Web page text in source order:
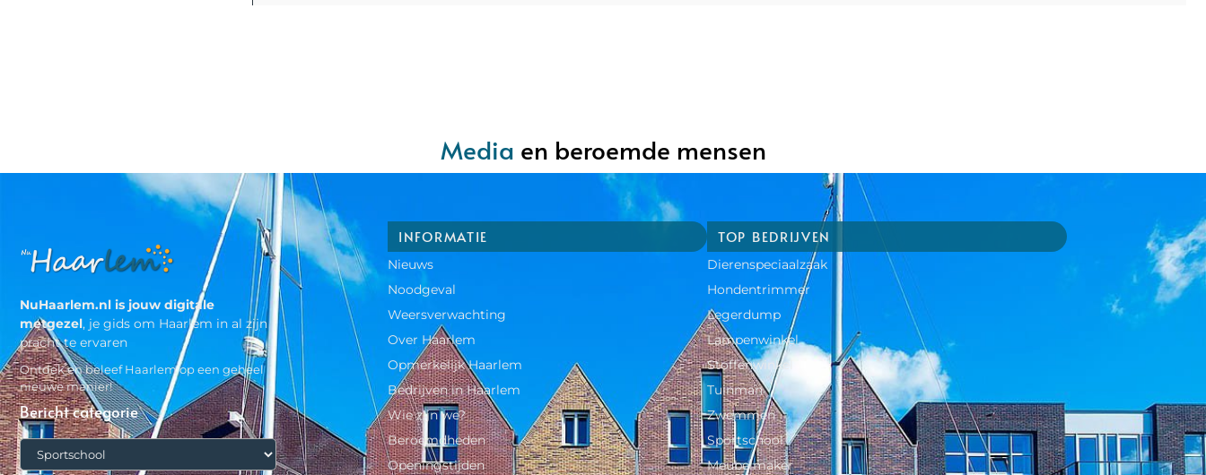
Media en beroemde mensen
NuHaarlem.nl is jouw digitale
metgezel, je gids om Haarlem in al zijn
pracht te ervaren
Ontdek en beleef Haarlem op een geheel
nieuwe manier!
Bericht categorie
INFORMATIE
Nieuws
Noodgeval
Weersverwachting
Over Haarlem
Opmerkelijk Haarlem
Bedrijven in Haarlem
Wie zijn we?
Beroemdheden​
Openingstijden
TOP BEDRIJVEN
Dierenspeciaalzaak
Hondentrimmer
Legerdump
Lampenwinkel
Stoffenwinkel
Tuinman
Zwemmen
Sportschool
Meubelmaker